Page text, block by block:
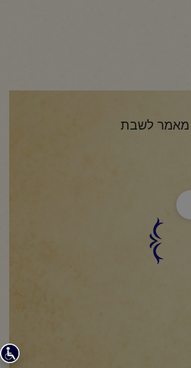
מאמר לשבת